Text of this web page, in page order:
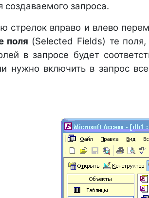
создаваемого запроса.
стрелок вправо и влево
поля (Selected Fields) те
в запросе будет
нужно включить в запрос